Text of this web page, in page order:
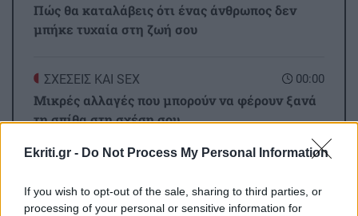
Ekriti.gr - Do Not Process My Personal Information
If you wish to opt-out of the sale, sharing to third parties, or
processing of your personal or sensitive information for
Πώς θα καταλάβεις ότι ένας άνθρωπος δεν
μπήκε τυχαία στη ζωή σου
00:00
ΣΧΕΣΕΙΣ ΚΑΙ SEX
Μικρές αλλαγές που μπορούν να φέρουν ξανά
τη σπίθα στη σχέση σου
Ο Τζέιμς Κάμερον φαίνεται έτοιμος να αφήσει
πίσω του το «Avatar»